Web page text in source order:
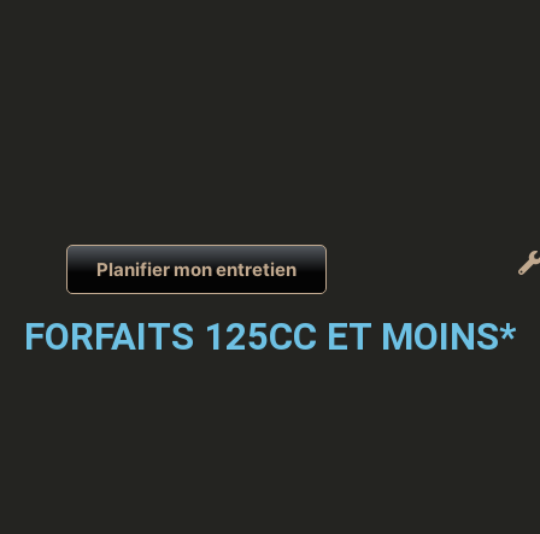
Planifier mon entretien
FORFAITS 125CC ET MOINS*